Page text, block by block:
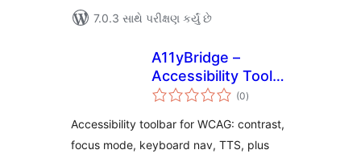
7.0.3 સાથે પરીક્ષણ કર્યું છે
A11yBridge –
Accessibility Toolkit
(AI optional) (0કુલ
રેટિંગ્સ
)
Accessibility toolbar for WCAG: contrast,
focus mode, keyboard nav, TTS, plus